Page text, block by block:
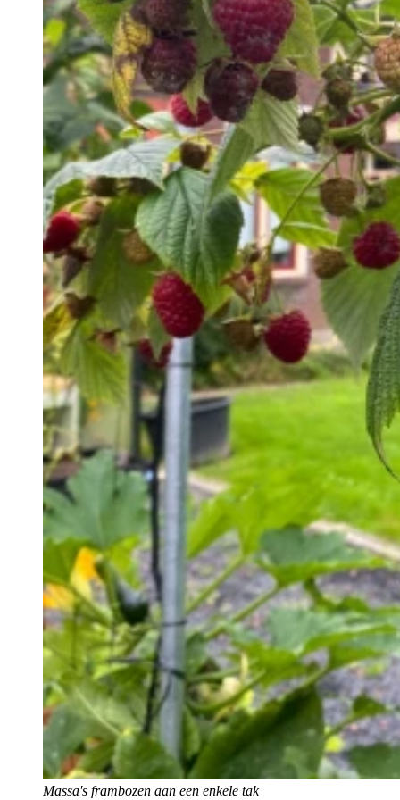
Massa's frambozen aan een enkele tak